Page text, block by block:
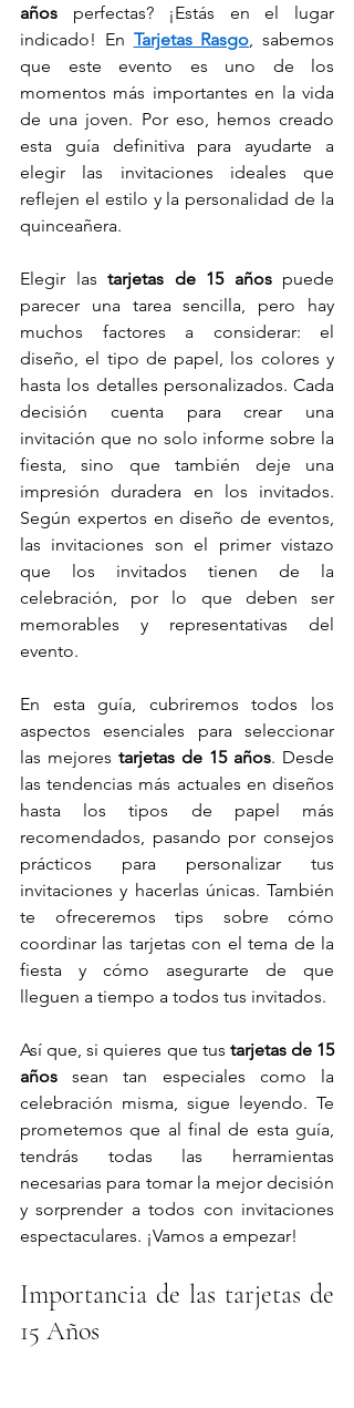
años perfectas? ¡Estás en el lugar
indicado! En Tarjetas Rasgo , sabemos
que este evento es uno de los
momentos más importantes en la vida
de una joven. Por eso, hemos creado
esta guía definitiva para ayudarte a
elegir las invitaciones ideales que
reflejen el estilo y la personalidad de la
quinceañera.
Elegir las tarjetas de 15 años puede
parecer una tarea sencilla, pero hay
muchos factores a considerar: el
diseño, el tipo de papel, los colores y
hasta los detalles personalizados. Cada
decisión cuenta para crear una
invitación que no solo informe sobre la
fiesta, sino que también deje una
impresión duradera en los invitados.
Según expertos en diseño de eventos,
las invitaciones son el primer vistazo
que los invitados tienen de la
celebración, por lo que deben ser
memorables y representativas del
evento.
En esta guía, cubriremos todos los
aspectos esenciales para seleccionar
las mejores tarjetas de 15 años. Desde
las tendencias más actuales en diseños
hasta los tipos de papel más
recomendados, pasando por consejos
prácticos para personalizar tus
invitaciones y hacerlas únicas. También
te ofreceremos tips sobre cómo
coordinar las tarjetas con el tema de la
fiesta y cómo asegurarte de que
lleguen a tiempo a todos tus invitados.
Así que, si quieres que tus tarjetas de 15
años sean tan especiales como la
celebración misma, sigue leyendo. Te
prometemos que al final de esta guía,
tendrás todas las herramientas
necesarias para tomar la mejor decisión
y sorprender a todos con invitaciones
espectaculares. ¡Vamos a empezar!
Importancia de las tarjetas de
15 Años